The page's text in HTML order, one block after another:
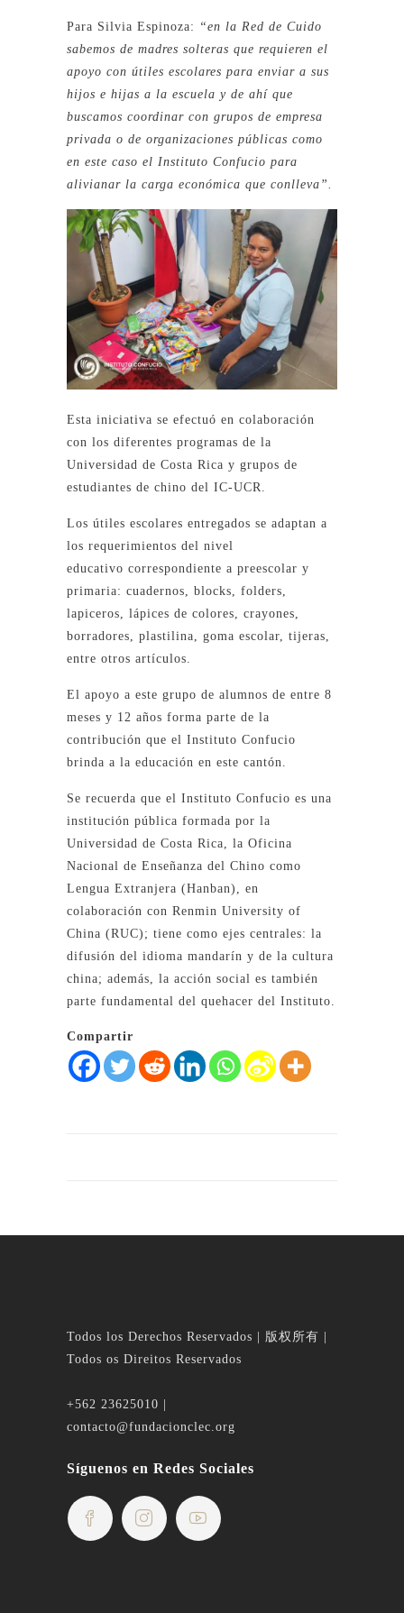
Para Silvia Espinoza: “en la Red de Cuido
sabemos de madres solteras que requieren el
apoyo con útiles escolares para enviar a sus
hijos e hijas a la escuela y de ahí que
buscamos coordinar con grupos de empresa
privada o de organizaciones públicas como
en este caso el Instituto Confucio para
alivianar la carga económica que conlleva”.
Esta iniciativa se efectuó en colaboración
con los diferentes programas de la
Universidad de Costa Rica y grupos de
estudiantes de chino del IC-UCR.
Los útiles escolares entregados se adaptan a
los requerimientos del nivel
educativo correspondiente a preescolar y
primaria: cuadernos, blocks, folders,
lapiceros, lápices de colores, crayones,
borradores, plastilina, goma escolar, tijeras,
entre otros artículos.
El apoyo a este grupo de alumnos de entre 8
meses y 12 años forma parte de la
contribución que el Instituto Confucio
brinda a la educación en este cantón.
Se recuerda que el Instituto Confucio es una
institución pública formada por la
Universidad de Costa Rica, la Oficina
Nacional de Enseñanza del Chino como
Lengua Extranjera (Hanban), en
colaboración con Renmin University of
China (RUC); tiene como ejes centrales: la
difusión del idioma mandarín y de la cultura
china; además, la acción social es también
parte fundamental del quehacer del Instituto.
Compartir
Todos los Derechos Reservados | 版权所有 |
Todos os Direitos Reservados
+562 23625010 |
contacto@fundacionclec.org
Síguenos en Redes Sociales